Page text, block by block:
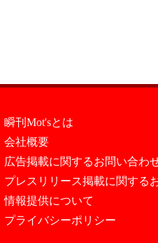
瞬刊Mot'sとは
会社概要
広告掲載に関するお問い合わ
プレスリリース掲載に関する
情報提供について
プライバシーポリシー